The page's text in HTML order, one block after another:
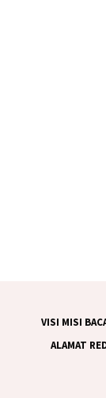
VISI MISI
ALAMAT